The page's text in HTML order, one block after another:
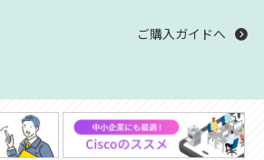
ご購入ガイドへ